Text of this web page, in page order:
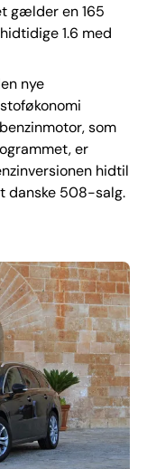
gælder en 165
1.6 med
nye
som
er
hidtil
danske 508-salg.